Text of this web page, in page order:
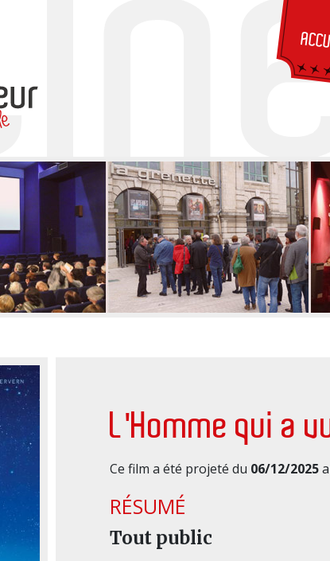
L'Homme qui a
Ce film a été projeté du 06/12/2025
RÉSUMÉ
Tout public